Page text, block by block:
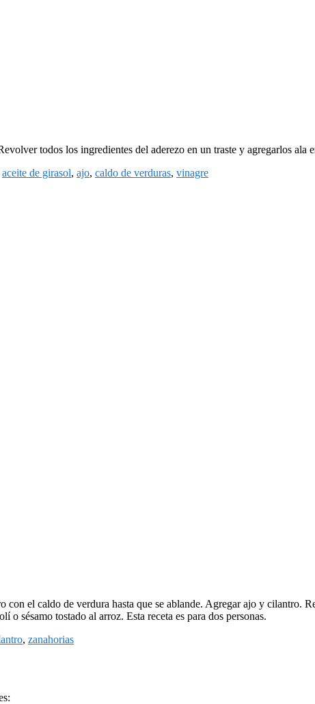
todos los ingredientes del aderezo en un traste y agregarlos ala
aceite de girasol, ajo, caldo de verduras, vinagre
el caldo de verdura hasta que se ablande. Agregar ajo y cilantro.
sésamo tostado al arroz. Esta receta es para dos personas.
, zanahorias